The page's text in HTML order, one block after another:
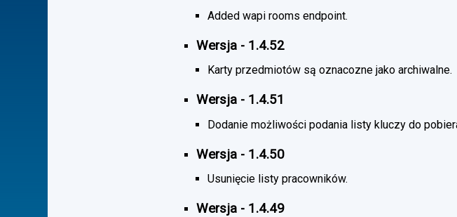
Added wapi rooms endpoint.
Wersja - 1.4.52
Karty przedmiotów są oznacozne jako archiwalne.
Wersja - 1.4.51
Dodanie możliwości podania listy kluczy do
Wersja - 1.4.50
Usunięcie listy pracowników.
Wersja - 1.4.49